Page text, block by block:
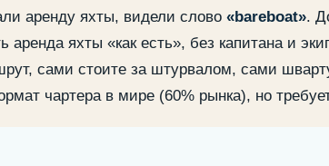
формат
аренду яхты, видели слово «bareboat».
аренда яхты «как есть», без капитана и
сами стоите за штурвалом, сами
чартера в мире (60% рынка), но